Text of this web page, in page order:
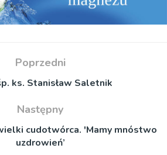
Poprzedni
ks. Stanisław Saletnik
Następny
cudotwórca. 'Mamy mnóstwo
uzdrowień’